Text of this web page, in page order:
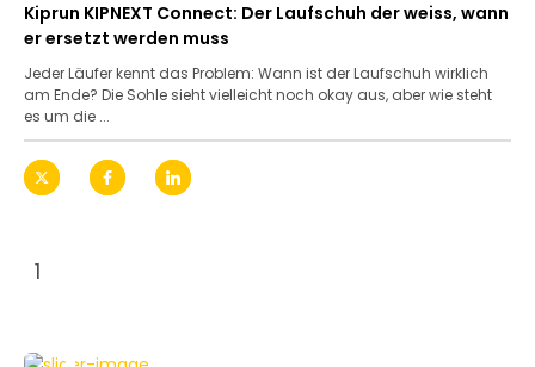
Kiprun KIPNEXT Connect: Der Laufschuh der weiss, wann
er ersetzt werden muss
Jeder Läufer kennt das Problem: Wann ist der Laufschuh wirklich
am Ende? Die Sohle sieht vielleicht noch okay aus, aber wie steht
es um die ...
1